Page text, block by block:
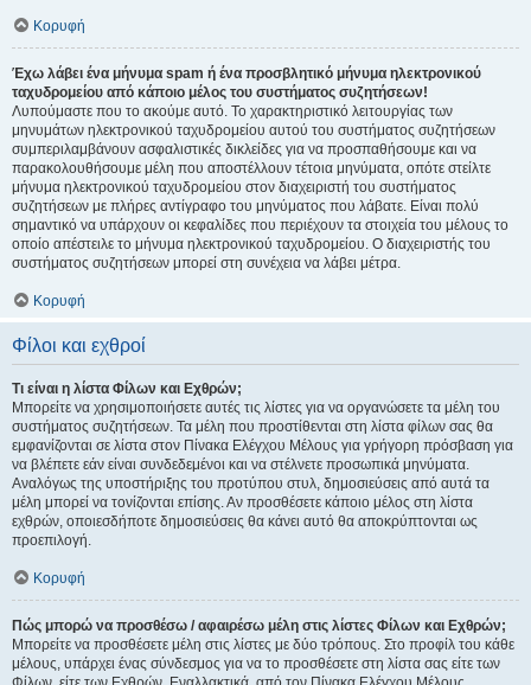
Κορυφή
Έχω λάβει ένα μήνυμα spam ή ένα προσβλητικό μήνυμα ηλεκτρονικού
ταχυδρομείου από κάποιο μέλος του συστήματος συζητήσεων!
Λυπούμαστε που το ακούμε αυτό. Το χαρακτηριστικό λειτουργίας των
μηνυμάτων ηλεκτρονικού ταχυδρομείου αυτού του συστήματος συζητήσεων
συμπεριλαμβάνουν ασφαλιστικές δικλείδες για να προσπαθήσουμε και να
παρακολουθήσουμε μέλη που αποστέλλουν τέτοια μηνύματα, οπότε στείλτε
μήνυμα ηλεκτρονικού ταχυδρομείου στον διαχειριστή του συστήματος
συζητήσεων με πλήρες αντίγραφο του μηνύματος που λάβατε. Είναι πολύ
σημαντικό να υπάρχουν οι κεφαλίδες που περιέχουν τα στοιχεία του μέλους το
οποίο απέστειλε το μήνυμα ηλεκτρονικού ταχυδρομείου. Ο διαχειριστής του
συστήματος συζητήσεων μπορεί στη συνέχεια να λάβει μέτρα.
Κορυφή
Φίλοι και εχθροί
Τι είναι η λίστα Φίλων και Εχθρών;
Μπορείτε να χρησιμοποιήσετε αυτές τις λίστες για να οργανώσετε τα μέλη του
συστήματος συζητήσεων. Τα μέλη που προστίθενται στη λίστα φίλων σας θα
εμφανίζονται σε λίστα στον Πίνακα Ελέγχου Μέλους για γρήγορη πρόσβαση για
να βλέπετε εάν είναι συνδεδεμένοι και να στέλνετε προσωπικά μηνύματα.
Αναλόγως της υποστήριξης του προτύπου στυλ, δημοσιεύσεις από αυτά τα
μέλη μπορεί να τονίζονται επίσης. Αν προσθέσετε κάποιο μέλος στη λίστα
εχθρών, οποιεσδήποτε δημοσιεύσεις θα κάνει αυτό θα αποκρύπτονται ως
προεπιλογή.
Κορυφή
Πώς μπορώ να προσθέσω / αφαιρέσω μέλη στις λίστες Φίλων και Εχθρών;
Μπορείτε να προσθέσετε μέλη στις λίστες με δύο τρόπους. Στο προφίλ του κάθε
μέλους, υπάρχει ένας σύνδεσμος για να το προσθέσετε στη λίστα σας είτε των